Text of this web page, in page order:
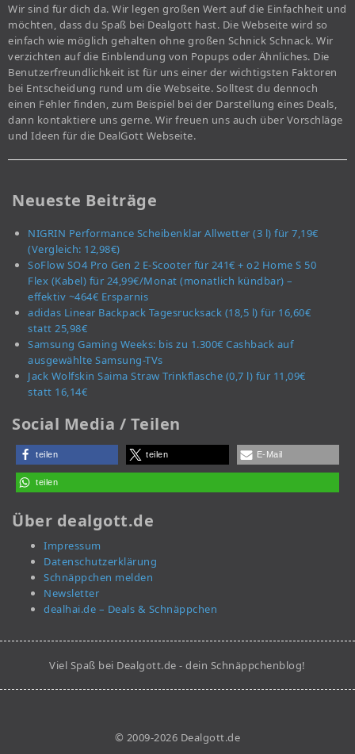
Wir sind für dich da. Wir legen großen Wert auf die Einfachheit und
möchten, dass du Spaß bei Dealgott hast. Die Webseite wird so
einfach wie möglich gehalten ohne großen Schnick Schnack. Wir
verzichten auf die Einblendung von Popups oder Ähnliches. Die
Benutzerfreundlichkeit ist für uns einer der wichtigsten Faktoren
bei Entscheidung rund um die Webseite. Solltest du dennoch
einen Fehler finden, zum Beispiel bei der Darstellung eines Deals,
dann kontaktiere uns gerne. Wir freuen uns auch über Vorschläge
und Ideen für die DealGott Webseite.
Neueste Beiträge
NIGRIN Performance Scheibenklar Allwetter (3 l) für 7,19€
(Vergleich: 12,98€)
SoFlow SO4 Pro Gen 2 E-Scooter für 241€ + o2 Home S 50
Flex (Kabel) für 24,99€/Monat (monatlich kündbar) –
effektiv ~464€ Ersparnis
adidas Linear Backpack Tagesrucksack (18,5 l) für 16,60€
statt 25,98€
Samsung Gaming Weeks: bis zu 1.300€ Cashback auf
ausgewählte Samsung-TVs
Jack Wolfskin Saima Straw Trinkflasche (0,7 l) für 11,09€
statt 16,14€
Social Media / Teilen
teilen teilen E-Mail
teilen
Über dealgott.de
Impressum
Datenschutzerklärung
Schnäppchen melden
Newsletter
dealhai.de – Deals & Schnäppchen
Viel Spaß bei Dealgott.de - dein Schnäppchenblog!
© 2009-2026 Dealgott.de